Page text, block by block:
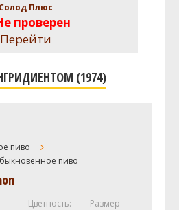
Солод Плюс
проверен
Перейти
(1974)
пиво
пиво
Цветность:
Размер